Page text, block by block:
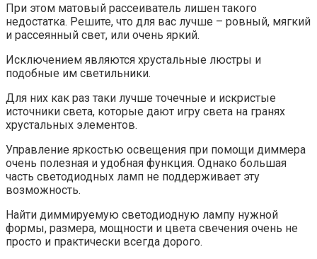
При этом матовый рассеиватель лишен такого
недостатка. Решите, что для вас лучше – ровный, мягкий
и рассеянный свет, или очень яркий.
Исключением являются хрустальные люстры и
подобные им светильники.
Для них как раз таки лучше точечные и искристые
источники света, которые дают игру света на гранях
хрустальных элементов.
Управление яркостью освещения при помощи диммера
очень полезная и удобная функция. Однако большая
часть светодиодных ламп не поддерживает эту
возможность.
Найти диммируемую светодиодную лампу нужной
формы, размера, мощности и цвета свечения очень не
просто и практически всегда дорого.